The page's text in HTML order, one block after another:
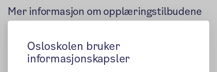
Osloskolen bruker
informasjonskapsler
Mer informasjon om opplæringstilbudene
Oslo VO Skullerud, tlf. 23 46 49 00